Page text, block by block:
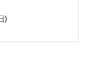
)